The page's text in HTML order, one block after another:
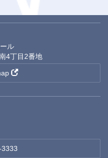
ル
4丁目2番地